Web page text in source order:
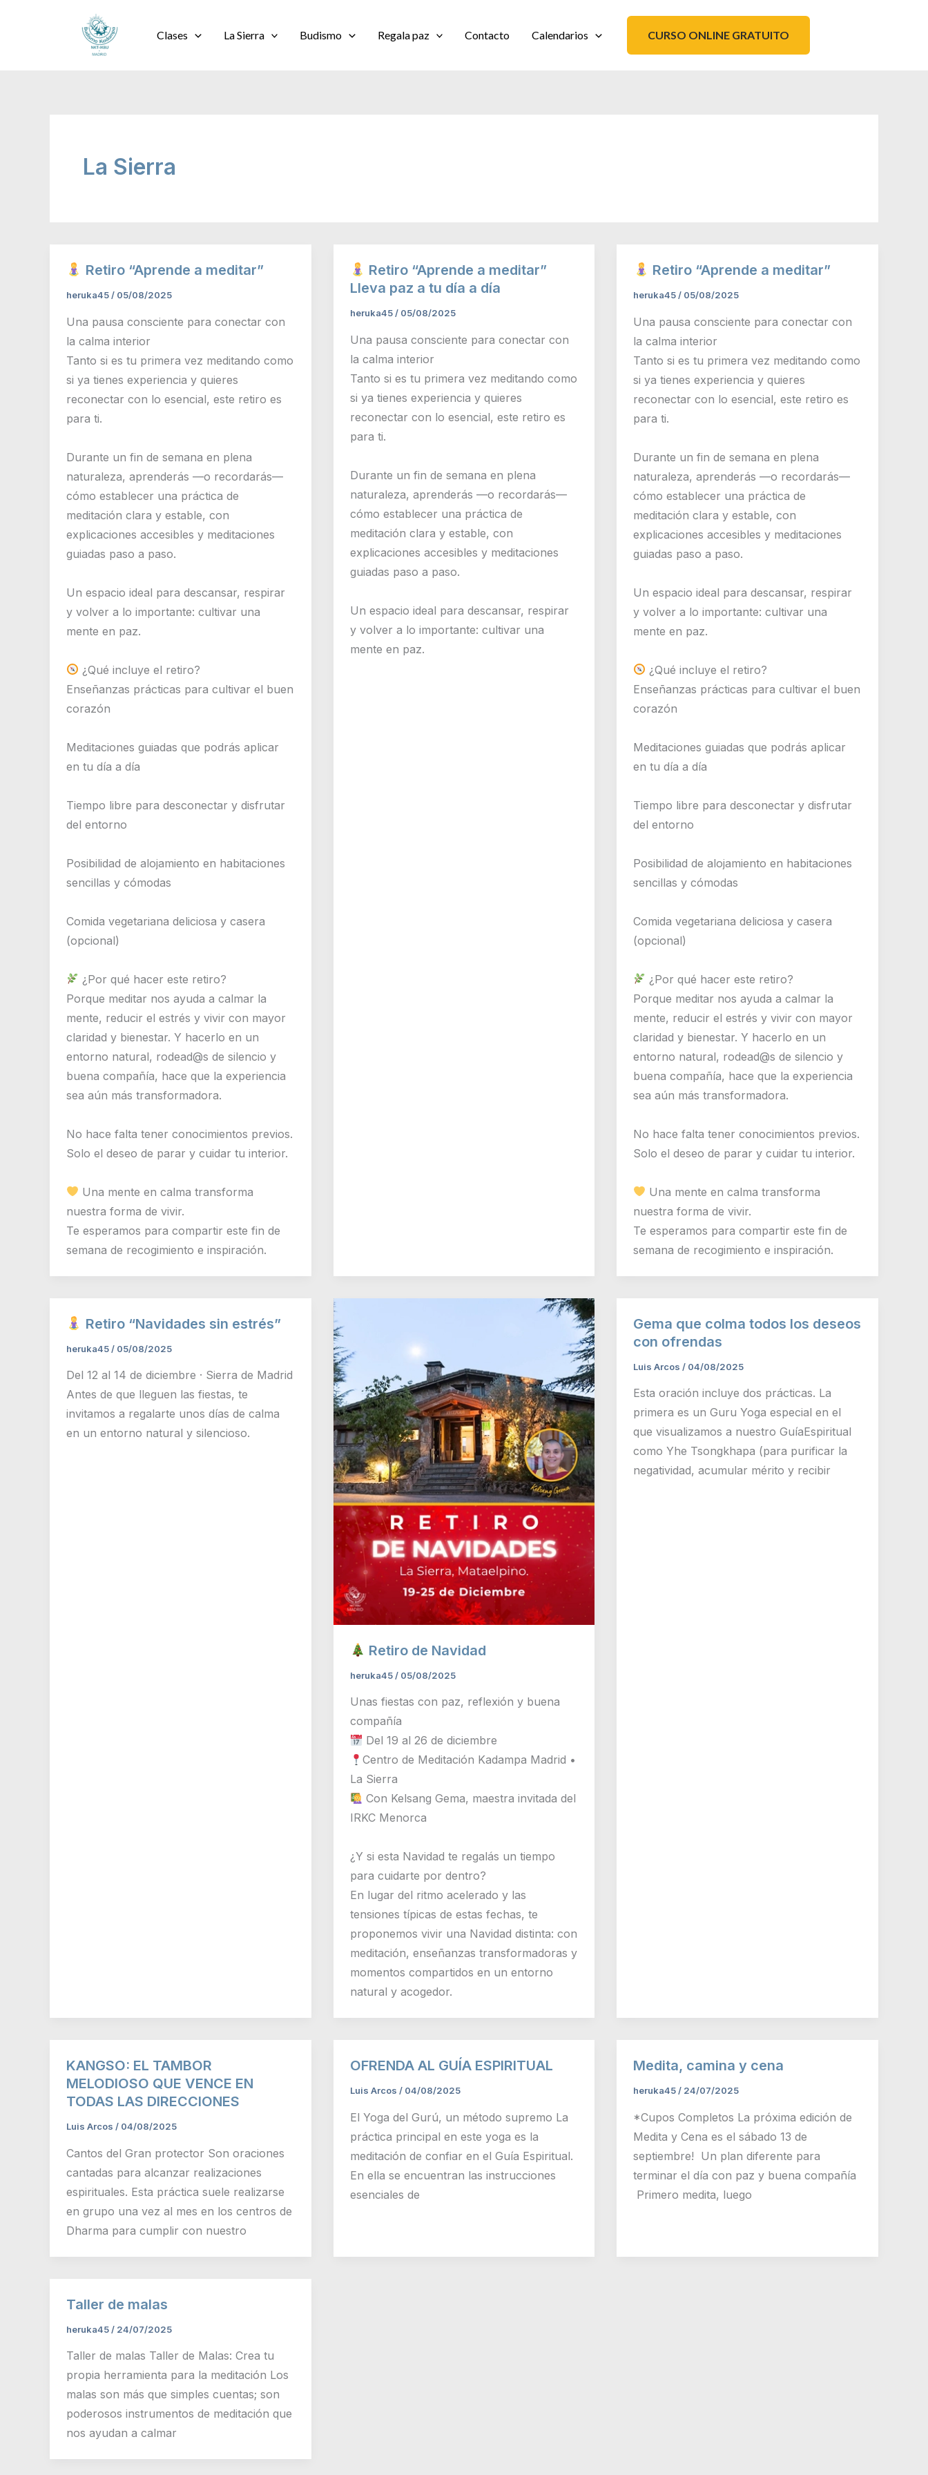
Clases La Sierra Budismo Regala paz Contacto Calendarios CURSO ONLINE GRATUITO
La Sierra
Retiro “Aprende a meditar”
heruka45 / 05/08/2025
Una pausa consciente para conectar con
la calma interior
Tanto si es tu primera vez meditando como
si ya tienes experiencia y quieres
reconectar con lo esencial, este retiro es
para ti.
Durante un fin de semana en plena
naturaleza, aprenderás —o recordarás—
cómo establecer una práctica de
meditación clara y estable, con
explicaciones accesibles y meditaciones
guiadas paso a paso.
Un espacio ideal para descansar, respirar
y volver a lo importante: cultivar una
mente en paz.
¿Qué incluye el retiro?
Enseñanzas prácticas para cultivar el buen
corazón
Meditaciones guiadas que podrás aplicar
en tu día a día
Tiempo libre para desconectar y disfrutar
del entorno
Posibilidad de alojamiento en habitaciones
sencillas y cómodas
Comida vegetariana deliciosa y casera
(opcional)
¿Por qué hacer este retiro?
Porque meditar nos ayuda a calmar la
mente, reducir el estrés y vivir con mayor
claridad y bienestar. Y hacerlo en un
entorno natural, rodead@s de silencio y
buena compañía, hace que la experiencia
sea aún más transformadora.
No hace falta tener conocimientos previos.
Solo el deseo de parar y cuidar tu interior.
Una mente en calma transforma
nuestra forma de vivir.
Te esperamos para compartir este fin de
semana de recogimiento e inspiración.
Retiro “Aprende a meditar”
Lleva paz a tu día a día
heruka45 / 05/08/2025
Una pausa consciente para conectar con
la calma interior
Tanto si es tu primera vez meditando como
si ya tienes experiencia y quieres
reconectar con lo esencial, este retiro es
para ti.
Durante un fin de semana en plena
naturaleza, aprenderás —o recordarás—
cómo establecer una práctica de
meditación clara y estable, con
explicaciones accesibles y meditaciones
guiadas paso a paso.
Un espacio ideal para descansar, respirar
y volver a lo importante: cultivar una
mente en paz.
Retiro “Aprende a meditar”
heruka45 / 05/08/2025
Una pausa consciente para conectar con
la calma interior
Tanto si es tu primera vez meditando como
si ya tienes experiencia y quieres
reconectar con lo esencial, este retiro es
para ti.
Durante un fin de semana en plena
naturaleza, aprenderás —o recordarás—
cómo establecer una práctica de
meditación clara y estable, con
explicaciones accesibles y meditaciones
guiadas paso a paso.
Un espacio ideal para descansar, respirar
y volver a lo importante: cultivar una
mente en paz.
¿Qué incluye el retiro?
Enseñanzas prácticas para cultivar el buen
corazón
Meditaciones guiadas que podrás aplicar
en tu día a día
Tiempo libre para desconectar y disfrutar
del entorno
Posibilidad de alojamiento en habitaciones
sencillas y cómodas
Comida vegetariana deliciosa y casera
(opcional)
¿Por qué hacer este retiro?
Porque meditar nos ayuda a calmar la
mente, reducir el estrés y vivir con mayor
claridad y bienestar. Y hacerlo en un
entorno natural, rodead@s de silencio y
buena compañía, hace que la experiencia
sea aún más transformadora.
No hace falta tener conocimientos previos.
Solo el deseo de parar y cuidar tu interior.
Una mente en calma transforma
nuestra forma de vivir.
Te esperamos para compartir este fin de
semana de recogimiento e inspiración.
Retiro “Navidades sin estrés”
heruka45 / 05/08/2025
Del 12 al 14 de diciembre · Sierra de Madrid
Antes de que lleguen las fiestas, te
invitamos a regalarte unos días de calma
en un entorno natural y silencioso.
Retiro de Navidad
heruka45 / 05/08/2025
Unas fiestas con paz, reflexión y buena
compañía
Del 19 al 26 de diciembre
Centro de Meditación Kadampa Madrid •
La Sierra
Con Kelsang Gema, maestra invitada del
IRKC Menorca
¿Y si esta Navidad te regalás un tiempo
para cuidarte por dentro?
En lugar del ritmo acelerado y las
tensiones típicas de estas fechas, te
proponemos vivir una Navidad distinta: con
meditación, enseñanzas transformadoras y
momentos compartidos en un entorno
natural y acogedor.
Gema que colma todos los deseos
con ofrendas
Luis Arcos / 04/08/2025
Esta oración incluye dos prácticas. La
primera es un Guru Yoga especial en el
que visualizamos a nuestro GuíaEspiritual
como Yhe Tsongkhapa (para purificar la
negatividad, acumular mérito y recibir
KANGSO: EL TAMBOR
MELODIOSO QUE VENCE EN
TODAS LAS DIRECCIONES
Luis Arcos / 04/08/2025
Cantos del Gran protector Son oraciones
cantadas para alcanzar realizaciones
espirituales. Esta práctica suele realizarse
en grupo una vez al mes en los centros de
Dharma para cumplir con nuestro
OFRENDA AL GUÍA ESPIRITUAL
Luis Arcos / 04/08/2025
El Yoga del Gurú, un método supremo La
práctica principal en este yoga es la
meditación de confiar en el Guía Espiritual.
En ella se encuentran las instrucciones
esenciales de
Medita, camina y cena
heruka45/ 24/07/2025
*Cupos Completos La próxima edición de
Medita y Cena es el sábado 13 de
septiembre! Un plan diferente para
terminar el día con paz y buena compañía
Primero medita, luego
Taller de malas
heruka45 / 24/07/2025
Taller de malas Taller de Malas: Crea tu
propia herramienta para la meditación Los
malas son más que simples cuentas; son
poderosos instrumentos de meditación que
nos ayudan a calmar